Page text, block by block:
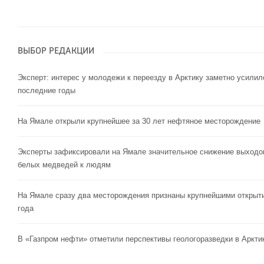
ВЫБОР РЕДАКЦИИ
Эксперт: интерес у молодежи к переезду в Арктику заметно
последние годы
На Ямале открыли крупнейшее за 30 лет нефтяное месторождение
Эксперты зафиксировали на Ямале значительное снижение
белых медведей к людям
На Ямале сразу два месторождения признаны крупнейшими
года
В «Газпром нефти» отметили перспективы геологоразведки в